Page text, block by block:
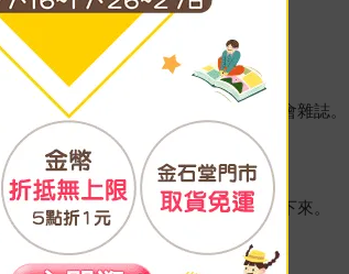
看報紙。
在拆除自己的房子。
間，正放鬆地躺在行軍床上看著教會雜誌。
院走廊，準備將血液樣本拿去試驗。
個富人家的門口，打算把一車物品卸下來。